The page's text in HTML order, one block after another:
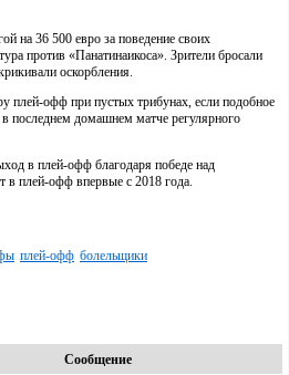
на 36 500 евро за поведение своих
против «Панатинаикоса». Зрители бросали
оскорбления.
плей-офф при пустых трибунах, если подобное
последнем домашнем матче регулярного
в плей-офф благодаря победе над
в плей-офф впервые с 2018 года.
плей-офф болельщики
Сообщение